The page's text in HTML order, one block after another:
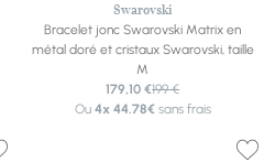
Swarovski
Bracelet jonc Swarovski Matrix en
métal doré et cristaux Swarovski, taille
M
179,10 €199 €
Ou 4x 44.78€sans frais